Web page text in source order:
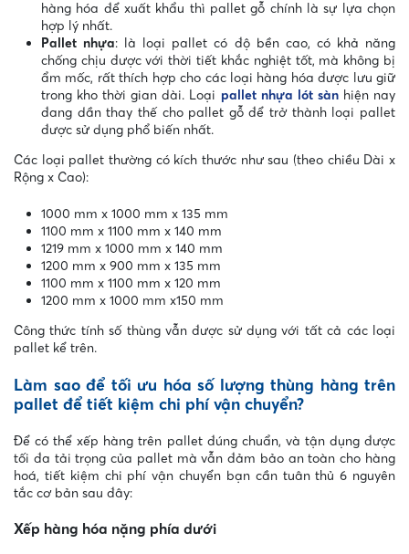
hàng hóa để xuất khẩu thì pallet gỗ chính là sự lựa chọn
hợp lý nhất.
Pallet nhựa: là loại pallet có độ bền cao, có khả năng
chống chịu được với thời tiết khắc nghiệt tốt, mà không bị
ẩm mốc, rất thích hợp cho các loại hàng hóa được lưu giữ
trong kho thời gian dài. Loại pallet nhựa lót sànhiện nay
đang dần thay thế cho pallet gỗ để trở thành loại pallet
được sử dụng phổ biến nhất.
Các loại pallet thường có kích thước như sau (theo chiều Dài x
Rộng x Cao):
1000 mm x 1000 mm x 135 mm
1100 mm x 1100 mm x 140 mm
1219 mm x 1000 mm x 140 mm
1200 mm x 900 mm x 135 mm
1100 mm x 1100 mm x 120 mm
1200 mm x 1000 mm x150 mm
Công thức tính số thùng vẫn được sử dụng với tất cả các loại
pallet kể trên.
Làm sao để tối ưu hóa số lượng thùng hàng trên
pallet để tiết kiệm chi phí vận chuyển?
Để có thể xếp hàng trên pallet đúng chuẩn, và tận dụng được
tối đa tải trọng của pallet mà vẫn đảm bảo an toàn cho hàng
hoá, tiết kiệm chi phí vận chuyển bạn cần tuân thủ 6 nguyên
tắc cơ bản sau đây:
Xếp hàng hóa nặng phía dưới